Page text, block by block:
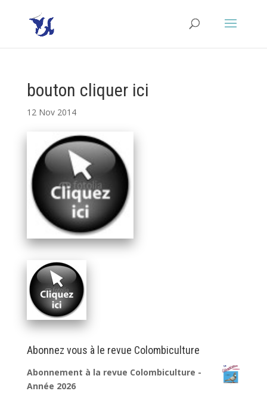
bouton cliquer ici
12 Nov 2014
Abonnez vous à le revue Colombiculture
Abonnement à la revue Colombiculture -
Année 2026